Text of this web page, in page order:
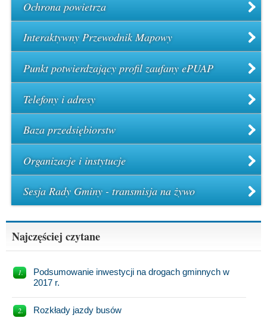
Ochrona powietrza
Interaktywny Przewodnik Mapowy
Punkt potwierdzający profil zaufany ePUAP
Telefony i adresy
Baza przedsiębiorstw
Organizacje i instytucje
Sesja Rady Gminy - transmisja na żywo
Najczęściej czytane
Podsumowanie inwestycji na drogach gminnych w
2017 r.
Rozkłady jazdy busów